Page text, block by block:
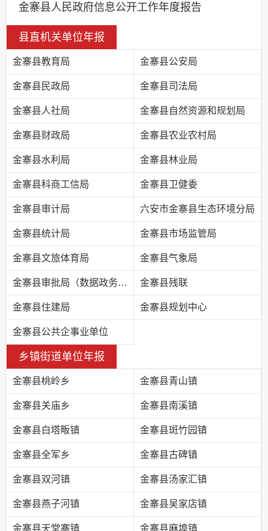
金寨县人民政府信息公开工作年度报告
县直机关单位年报
金寨县教育局 金寨县公安局
金寨县民政局 金寨县司法局
金寨县人社局 金寨县自然资源和规划局
金寨县财政局 金寨县农业农村局
金寨县水利局 金寨县林业局
金寨县科商工信局 金寨县卫健委
金寨县审计局 六安市金寨县生态环境分局
金寨县统计局 金寨县市场监管局
金寨县文旅体育局 金寨县气象局
金寨县审批局（数据政务局） 金寨县残联
金寨县住建局 金寨县规划中心
金寨县公共企事业单位
乡镇街道单位年报
金寨县桃岭乡 金寨县青山镇
金寨县关庙乡 金寨县南溪镇
金寨县白塔畈镇 金寨县斑竹园镇
金寨县全军乡 金寨县古碑镇
金寨县双河镇 金寨县汤家汇镇
金寨县燕子河镇 金寨县吴家店镇
金寨县天堂寨镇 金寨县麻埠镇